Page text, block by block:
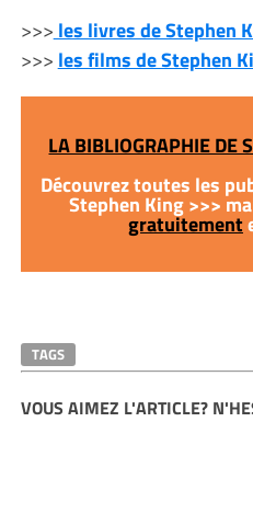
>>> les livres de Stephen
>>> les films de Stephen
LA BIBLIOGRAPHIE DE
Découvrez toutes les
Stephen King >>>
gratuitement
TAGS
VOUS AIMEZ L'ARTICLE?